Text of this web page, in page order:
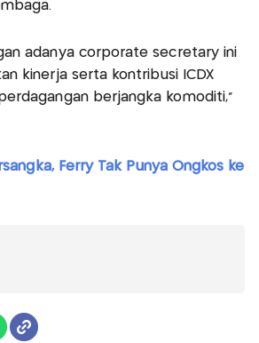
adanya corporate secretary ini
kinerja serta kontribusi ICDX
berjangka komoditi,”
Ferry Tak Punya Ongkos ke